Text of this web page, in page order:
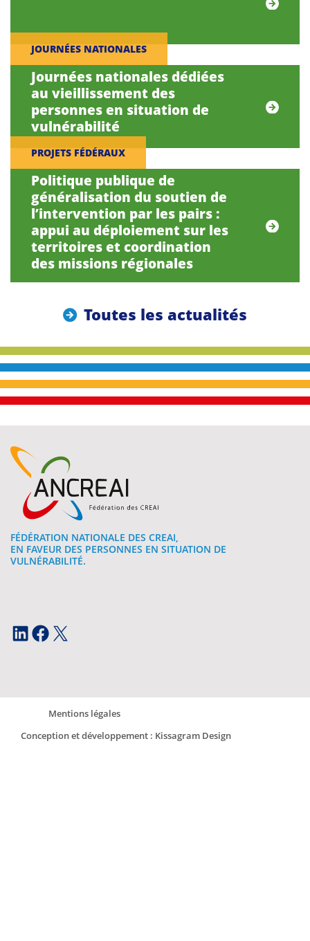
JOURNÉES NATIONALES
Journées nationales dédiées
au vieillissement des
personnes en situation de
vulnérabilité
PROJETS FÉDÉRAUX
Politique publique de
généralisation du soutien de
l’intervention par les pairs :
appui au déploiement sur les
territoires et coordination
des missions régionales
Toutes les actualités
FÉDÉRATION NATIONALE DES CREAI,
EN FAVEUR DES PERSONNES EN SITUATION DE
VULNÉRABILITÉ.
LinkedIn Facebook X
Mentions légales
Conception et développement : Kissagram Design